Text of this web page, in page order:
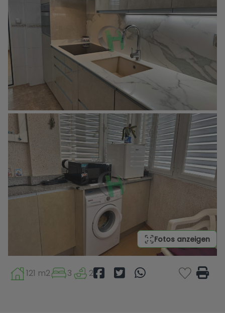
Fotos anzeigen
121 m2 3 2